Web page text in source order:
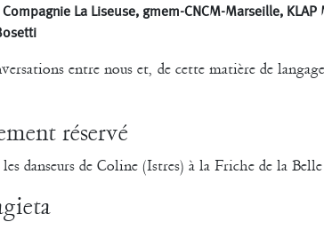
La Liseuse, gmem-CNCM-Marseille,
entre nous et, de cette matière de
réservé
danseurs de Coline (Istres) à la Friche de la